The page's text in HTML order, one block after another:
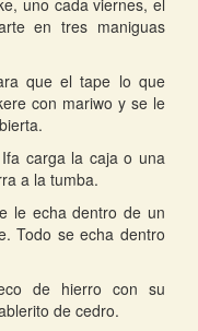
uno cada viernes, el
en tres maniguas
que el tape lo que
con mariwo y se le
carga la caja o una
a la tumba.
le echa dentro de un
Todo se echa dentro
de hierro con su
de cedro.